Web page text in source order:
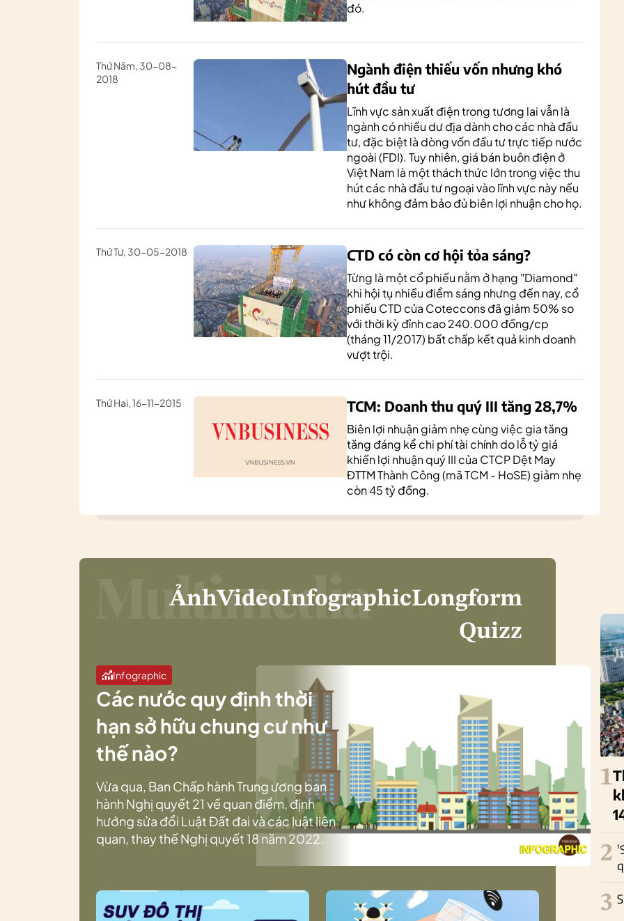
đó.
Thứ Năm, 30-08-
2018
Ngành điện thiếu vốn nhưng khó
hút đầu tư
Lĩnh vực sản xuất điện trong tương lai vẫn là
ngành có nhiều dư địa dành cho các nhà đầu
tư, đặc biệt là dòng vốn đầu tư trực tiếp nước
ngoài (FDI). Tuy nhiên, giá bán buôn điện ở
Việt Nam là một thách thức lớn trong việc thu
hút các nhà đầu tư ngoại vào lĩnh vực này nếu
như không đảm bảo đủ biên lợi nhuận cho họ.
Thứ Tư, 30-05-2018 CTD có còn cơ hội tỏa sáng?
Từng là một cổ phiếu nằm ở hạng "Diamond"
khi hội tụ nhiều điểm sáng nhưng đến nay, cổ
phiếu CTD của Coteccons đã giảm 50% so
với thời kỳ đỉnh cao 240.000 đồng/cp
(tháng 11/2017) bất chấp kết quả kinh doanh
vượt trội.
Thứ Hai, 16-11-2015 TCM: Doanh thu quý III tăng 28,7%
Biên lợi nhuận giảm nhẹ cùng việc gia tăng
tăng đáng kể chi phí tài chính do lỗ tỷ giá
khiến lợi nhuận quý III của CTCP Dệt May
ĐTTM Thành Công (mã TCM - HoSE) giảm nhẹ
còn 45 tỷ đồng.
ẢnhVideoInfographicLongform
Quizz
Infographic
Các nước quy định thời
hạn sở hữu chung cư như
thế nào?
Vừa qua, Ban Chấp hành Trung ương ban
hành Nghị quyết 21 về quan điểm, định
hướng sửa đổi Luật Đất đai và các luật liên
quan, thay thế Nghị quyết 18 năm 2022.
1
2
3